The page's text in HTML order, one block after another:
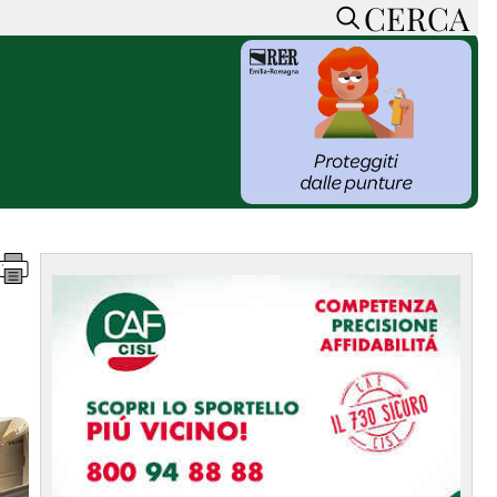
CERCA
ACCEDI o REGISTRATI
SOSTIENI LA PRESSA
CONOSCI LA PRESSA
PRIVACY POLICY
MAPPA DEL SITO
NORMATIVE
DEONTOLOGICHE
CERCA